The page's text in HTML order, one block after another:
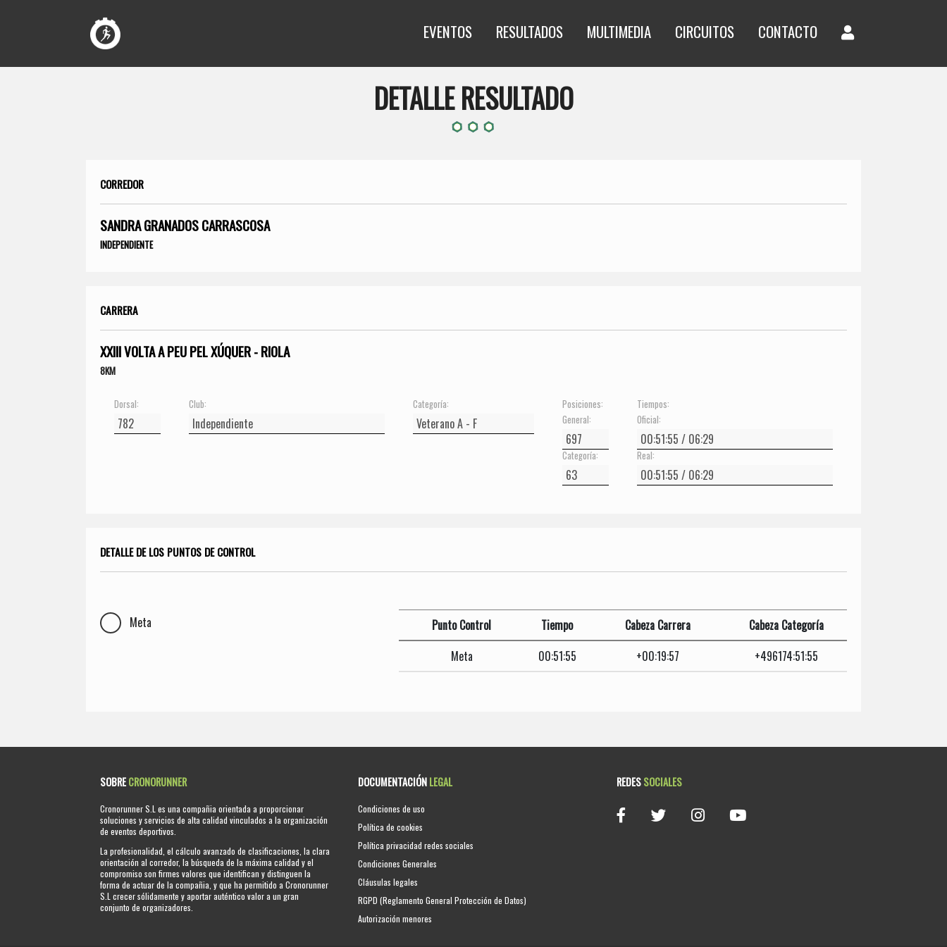
EVENTOS RESULTADOS MULTIMEDIA CIRCUITOS CONTACTO
DETALLE RESULTADO
CORREDOR
SANDRA GRANADOS CARRASCOSA
INDEPENDIENTE
CARRERA
XXIII VOLTA A PEU PEL XÚQUER - RIOLA
8KM
Dorsal: Club: Categoría:
Posiciones:
General:
Categoría:
Tiempos:
Oficial:
Real:
DETALLE DE LOS PUNTOS DE CONTROL
Meta Punto Control Tiempo Cabeza Carrera
Cabeza Categoría
Meta
00:51:55 +00:19:57 +496174:51:55
SOBRECRONORUNNER
Cronorunner S.L es una compañia orientada a proporcionar
soluciones y servicios de alta calidad vinculados a la organización
de eventos deportivos.
La profesionalidad, el cálculo avanzado de clasificaciones, la clara
orientación al corredor, la búsqueda de la máxima calidad y el
compromiso son firmes valores que identifican y distinguen la
forma de actuar de la compañia, y que ha permitido a Cronorunner
S.L crecer sólidamente y aportar auténtico valor a un gran
conjunto de organizadores.
DOCUMENTACIÓNLEGAL
Condiciones de uso
Política de cookies
Política privacidad redes sociales
Condiciones Generales
Cláusulas legales
RGPD (Reglamento General Protección de Datos)
Autorización menores
REDESSOCIALES